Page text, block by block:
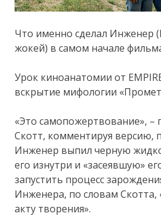
Что именно сделал Инженер
жокей) в самом начале
Урок киноанатомии от
вскрытие мифологии
«Это самопожертвование», –
Скотт, комментируя версию,
Инженер выпил черную
его изнутри и «засеявшую»
запустить процесс
Инженера, по словам Скотта,
акту творения».